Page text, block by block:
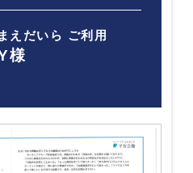
えだいら ご利用
様